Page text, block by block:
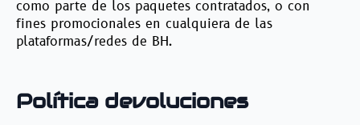
como parte de los paquetes contratados, o con
fines promocionales en cualquiera de las
plataformas/redes de BH.
Política devoluciones